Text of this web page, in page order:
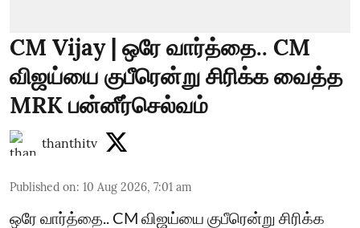
CM Vijay | ஒரே வார்த்தை.. CM
விஜய்யை குபீரென்று சிரிக்க வைத்த
MRK பன்னீர்செல்வம்
thanthitv
Published on: 10 Aug 2026, 7:01 am
ஒரே வார்த்தை.. CM விஜய்யை குபீரென்று சிரிக்க